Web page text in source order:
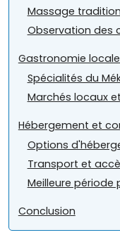
Massage
Observation des
Gastronomie
Spécialités du
Marchés locaux
Hébergement et
Options
Transport et
Meilleure période
Conclusion